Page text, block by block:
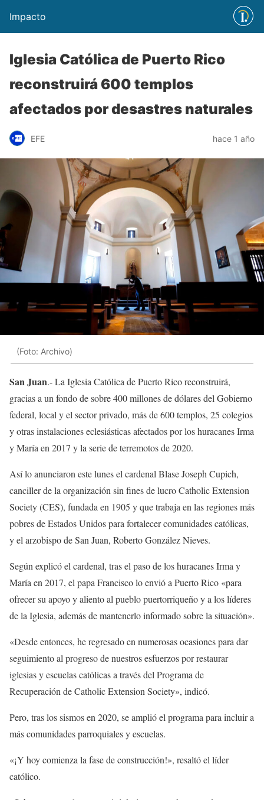
Impacto
Iglesia Católica de Puerto Rico
reconstruirá 600 templos
afectados por desastres naturales
EFE hace 1 año
(Foto: Archivo)
San Juan.- La Iglesia Católica de Puerto Rico reconstruirá,
gracias a un fondo de sobre 400 millones de dólares del Gobierno
federal, local y el sector privado, más de 600 templos, 25 colegios
y otras instalaciones eclesiásticas afectados por los huracanes Irma
y María en 2017 y la serie de terremotos de 2020.
Así lo anunciaron este lunes el cardenal Blase Joseph Cupich,
canciller de la organización sin fines de lucro Catholic Extension
Society (CES), fundada en 1905 y que trabaja en las regiones más
pobres de Estados Unidos para fortalecer comunidades católicas,
y el arzobispo de San Juan, Roberto González Nieves.
Según explicó el cardenal, tras el paso de los huracanes Irma y
María en 2017, el papa Francisco lo envió a Puerto Rico «para
ofrecer su apoyo y aliento al pueblo puertorriqueño y a los líderes
de la Iglesia, además de mantenerlo informado sobre la situación».
«Desde entonces, he regresado en numerosas ocasiones para dar
seguimiento al progreso de nuestros esfuerzos por restaurar
iglesias y escuelas católicas a través del Programa de
Recuperación de Catholic Extension Society», indicó.
Pero, tras los sismos en 2020, se amplió el programa para incluir a
más comunidades parroquiales y escuelas.
«¡Y hoy comienza la fase de construcción!», resaltó el líder
católico.